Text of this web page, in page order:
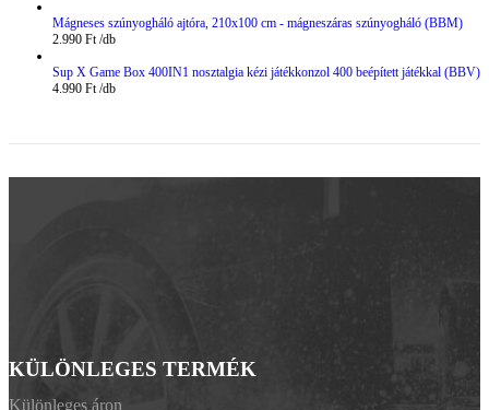
Mágneses szúnyogháló ajtóra, 210x100 cm - mágneszáras szúnyogháló (BBM)
2.990 Ft
Sup X Game Box 400IN1 nosztalgia kézi játékkonzol 400 beépített játékkal (BBV)
4.990 Ft
KÜLÖNLEGES TERMÉK
Különleges áron